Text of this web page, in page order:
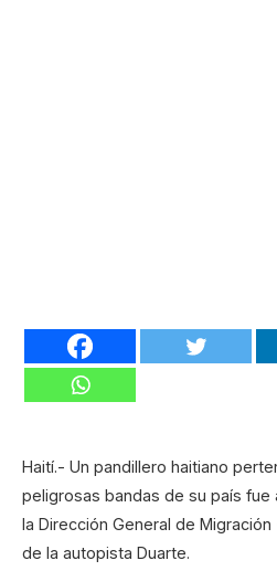
Haití.- Un pandillero haitiano
peligrosas bandas de su país
la Dirección General de
de la autopista Duarte.